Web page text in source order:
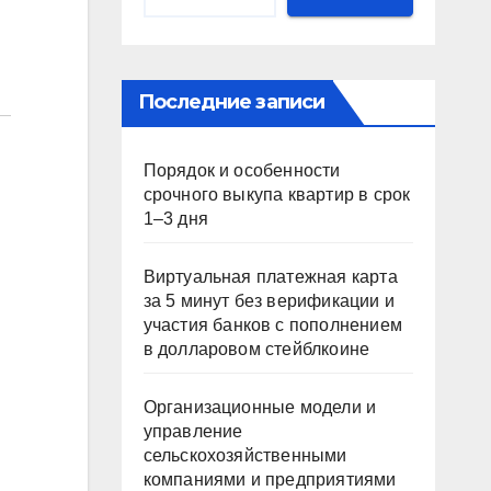
Последние записи
Порядок и особенности
срочного выкупа квартир в срок
1–3 дня
Виртуальная платежная карта
за 5 минут без верификации и
участия банков с пополнением
в долларовом стейблкоине
Организационные модели и
управление
сельскохозяйственными
компаниями и предприятиями